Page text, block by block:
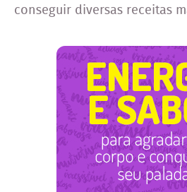
conseguir diversas receitas